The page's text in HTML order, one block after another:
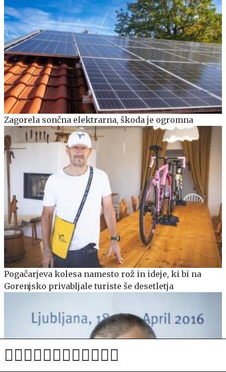
Zagorela sončna elektrarna, škoda je ogromna
Pogačarjeva kolesa namesto rož in ideje, ki bi na
Gorenjsko privabljale turiste še desetletja